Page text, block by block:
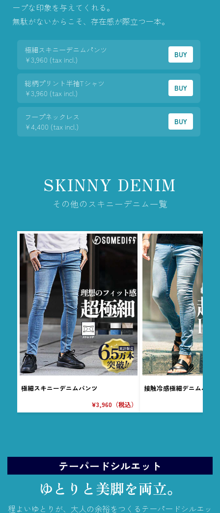
ープな印象を与えてくれる。
無駄がないからこそ、存在感が際立つ一本。
極細スキニーデニムパンツ
¥3,960 (tax incl.)
BUY
総柄プリント半袖Tシャツ
¥3,960 (tax incl.)
BUY
フープネックレス
¥4,400 (tax incl.)
BUY
SKINNY DENIM
その他のスキニーデニム一覧
極細スキニーデニムパンツ
¥3,960（税込）
接触冷感極細デニムパンツ
テーパードシルエット
ゆとりと美脚を両立。
程よいゆとりが、大人の余裕をつくるテーパードシルエッ